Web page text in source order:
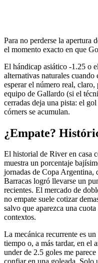
Para no perderse la apertura
el momento exacto en que
El hándicap asiático -1.25 o
alternativas naturales
esperar el número real,
equipo de Gallardo (si el
cerradas deja una pista: el
córners se acumulan.
¿Empate?
El historial de River en casa
muestra un porcentaje
jornadas de Copa Argentina,
Barracas logró llevarse un
recientes. El mercado de
no empate suele cotizar
salvo que aparezca una
contextos.
La mecánica recurrente es
tiempo o, a más tardar, en el
under de 2.5 goles me